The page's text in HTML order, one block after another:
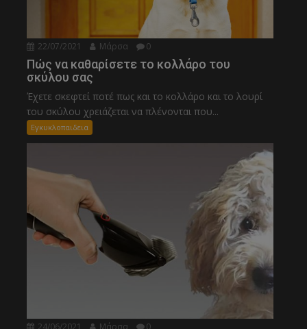
22/07/2021 Μάρσα 0
Πώς να καθαρίσετε το κολλάρο του
σκύλου σας
Έχετε σκεφτεί ποτέ πως και το κολλάρο και το λουρί
του σκύλου χρειάζεται να πλένονται που...
Εγκυκλοπαιδεια